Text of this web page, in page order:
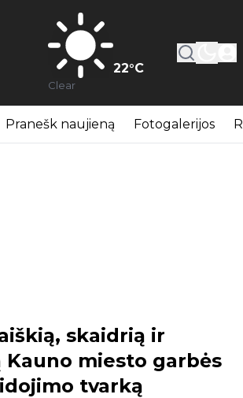
22°C
Clear
Pranešk naujieną Fotogalerijos
skaidrią ir
Kauno miesto garbės
tvarką